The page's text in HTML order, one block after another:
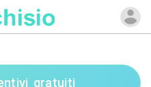
gratuiti